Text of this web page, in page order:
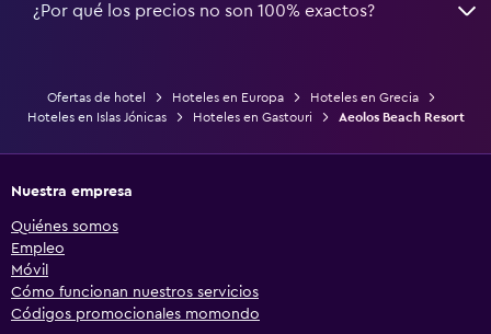
¿Por qué los precios no son 100% exactos?
Ofertas de hotel Hoteles en Europa
Hoteles en Grecia
Hoteles en Islas Jónicas
Hoteles en Gastouri Aeolos Beach Resort
Nuestra empresa
Quiénes somos
Empleo
Móvil
Cómo funcionan nuestros servicios
Códigos promocionales momondo